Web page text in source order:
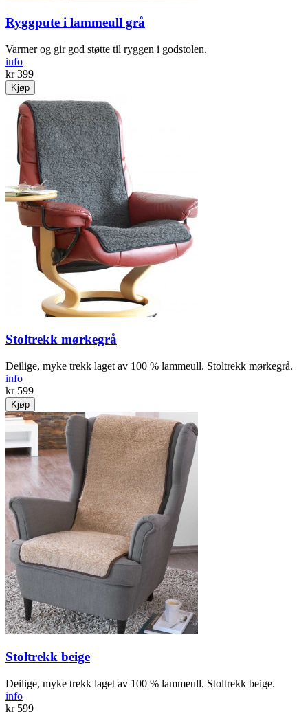
Ryggpute i lammeull grå
Varmer og gir god støtte til ryggen i godstolen.
info
kr 399
Kjøp
Stoltrekk mørkegrå
Deilige, myke trekk laget av 100 % lammeull. Stoltrekk mørkegrå.
info
kr 599
Kjøp
Stoltrekk beige
Deilige, myke trekk laget av 100 % lammeull. Stoltrekk beige.
info
kr 599